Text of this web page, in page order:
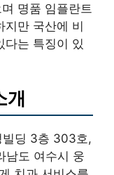
명품 임플란트
지만 국산에 비
다는 특징이 있
개
빌딩 3층 303호,
남도 여수시 웅